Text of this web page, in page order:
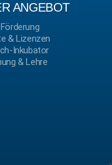
ANGEBOT
& Lizenzen
Inkubator
& Lehre